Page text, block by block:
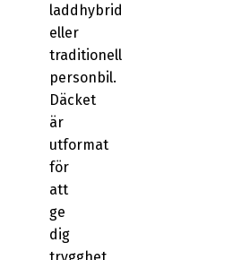
laddhybrid
eller
traditionell
personbil.
Däcket
är
utformat
för
att
ge
dig